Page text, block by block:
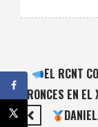
EL RCNT
BRONCES EN